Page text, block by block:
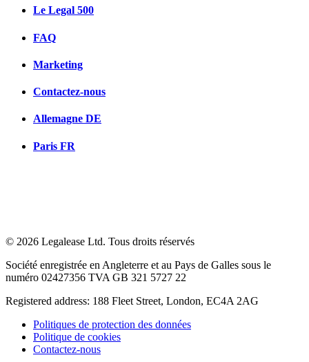
Le Legal 500
FAQ
Marketing
Contactez-nous
Allemagne DE
Paris FR
© 2026 Legalease Ltd. Tous droits réservés
Société enregistrée en Angleterre et au Pays de Galles sous le
numéro 02427356 TVA GB 321 5727 22
Registered address: 188 Fleet Street, London, EC4A 2AG
Politiques de protection des données
Politique de cookies
Contactez-nous